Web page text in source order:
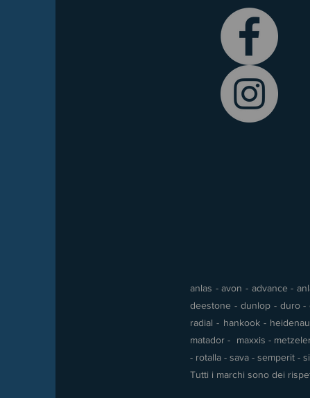
anlas - avon - advance -
deestone - dunlop - duro -
radial - hankook -
matador - maxxis -
- rotalla - sava - semperit -
Tutti i marchi sono dei